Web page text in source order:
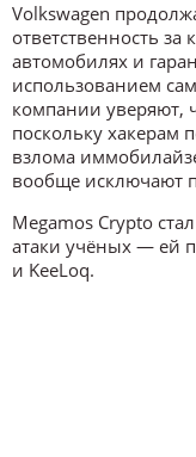
Volkswagen
ответственность за
автомобилях и
использованием
компании уверяют,
поскольку хакерам
взлома
вообще исключают
Megamos Crypto
атаки учёных — ей
и KeeLoq.